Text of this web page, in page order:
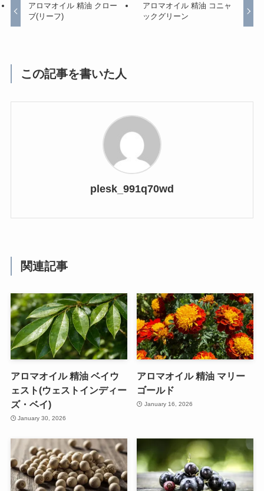
アロマオイル 精油 クロー
ブ(リーフ)
アロマオイル 精油 コニャ
ックグリーン
この記事を書いた人
plesk_991q70wd
関連記事
アロマオイル 精油 ベイウ
ェスト(ウェストインディー
ズ・ベイ)
January 30, 2026
アロマオイル 精油 マリー
ゴールド
January 16, 2026